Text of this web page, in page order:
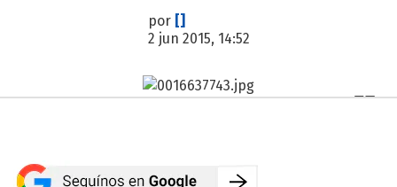
por []
2 jun 2015, 14:52